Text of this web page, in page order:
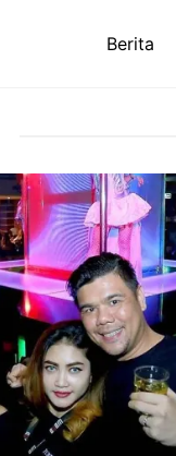
Berita